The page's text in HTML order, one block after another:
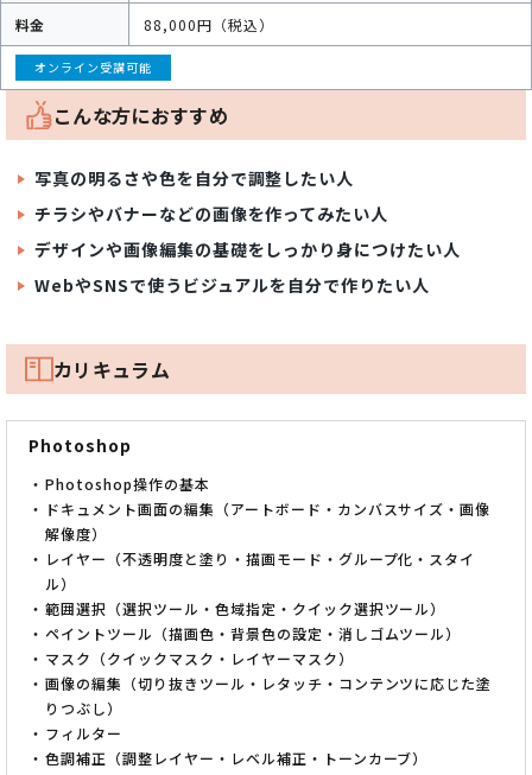
料金 88,000円（税込）
オンライン受講可能
こんな方におすすめ
写真の明るさや色を自分で調整したい人
チラシやバナーなどの画像を作ってみたい人
デザインや画像編集の基礎をしっかり身につけたい人
WebやSNSで使うビジュアルを自分で作りたい人
カリキュラム
Photoshop
Photoshop操作の基本
ドキュメント画面の編集（アートボード・カンバスサイズ・画像
解像度）
レイヤー（不透明度と塗り・描画モード・グループ化・スタイ
ル）
範囲選択（選択ツール・色域指定・クイック選択ツール）
ペイントツール（描画色・背景色の設定・消しゴムツール）
マスク（クイックマスク・レイヤーマスク）
画像の編集（切り抜きツール・レタッチ・コンテンツに応じた塗
りつぶし）
フィルター
色調補正（調整レイヤー・レベル補正・トーンカーブ）